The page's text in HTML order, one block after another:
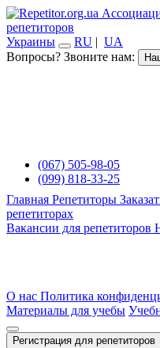
репетиторов
Украины
RU | UA
Вопросы? Звоните нам:
(067) 505-98-05
(099) 818-33-25
Главная Репетиторы
репетиторах
Вакансии для репетиторов
О нас Политика
Материалы для учебы
Регистрация для репетиторов